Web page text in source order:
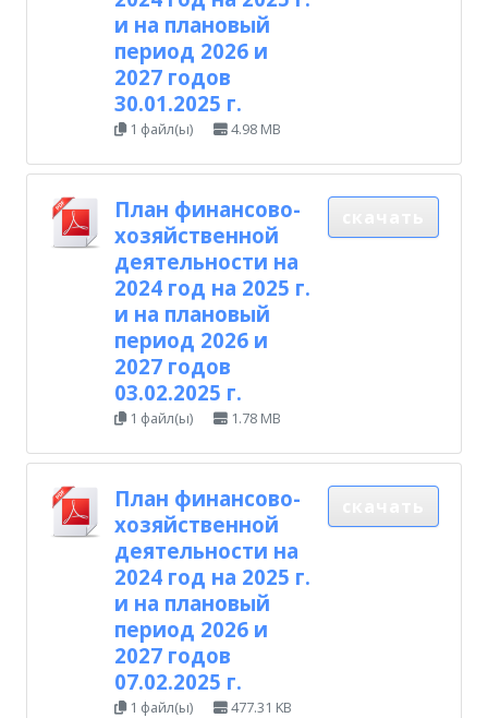
и на плановый
период 2026 и
2027 годов
30.01.2025 г.
1 файл(ы) 4.98 MB
План финансово-
хозяйственной
деятельности на
2024 год на 2025 г.
и на плановый
период 2026 и
2027 годов
03.02.2025 г.
1 файл(ы) 1.78 MB
План финансово-
хозяйственной
деятельности на
2024 год на 2025 г.
и на плановый
период 2026 и
2027 годов
07.02.2025 г.
1 файл(ы) 477.31 KB